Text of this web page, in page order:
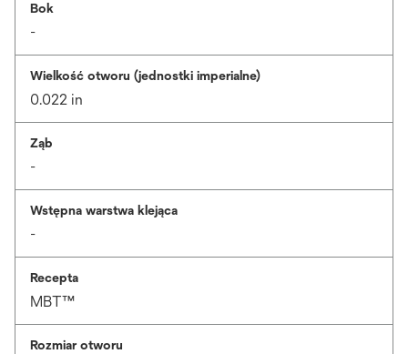
Bok
-
Wielkość otworu (jednostki imperialne)
0.022 in
Ząb
-
Wstępna warstwa klejąca
-
Recepta
MBT™
Rozmiar otworu